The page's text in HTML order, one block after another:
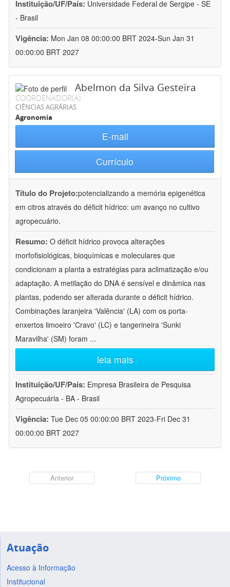
Instituição/UF/País: Universidade Federal de Sergipe - SE
- Brasil
Vigência: Mon Jan 08 00:00:00 BRT 2024-Sun Jan 31
00:00:00 BRT 2027
Abelmon da Silva Gesteira
COORDENADOR(A)
CIÊNCIAS AGRÁRIAS
Agronomia
E-mail
Currículo
Título do Projeto:potencializando a memória epigenética
em citros através do déficit hídrico: um avanço no cultivo
agropecuário.
Resumo: O déficit hídrico provoca alterações
morfofisiológicas, bioquímicas e moleculares que
condicionam a planta a estratégias para aclimatização e/ou
adaptação. A metilação do DNA é sensível e dinâmica nas
plantas, podendo ser alterada durante o déficit hídrico.
Combinações laranjeira 'Valência' (LA) com os porta-
enxertos limoeiro 'Cravo' (LC) e tangerineira 'Sunki
Maravilha' (SM) foram ...
leia mais
Instituição/UF/País: Empresa Brasileira de Pesquisa
Agropecuária - BA - Brasil
Vigência: Tue Dec 05 00:00:00 BRT 2023-Fri Dec 31
00:00:00 BRT 2027
Anterior Próximo
Atuação
Acesso à Informação
Institucional